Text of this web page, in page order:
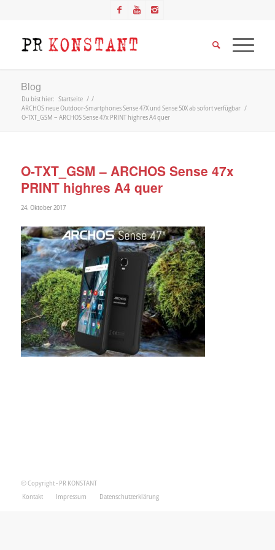
Blog
Du bist hier: Startseite / /
ARCHOS neue Outdoor-Smartphones Sense 47X und Sense 50X ab sofort verfügbar /
O-TXT_GSM – ARCHOS Sense 47x PRINT highres A4 quer
O-TXT_GSM – ARCHOS Sense 47x
PRINT highres A4 quer
24. Oktober 2017
© Copyright - PR KONSTANT
Kontakt
Impressum Datenschutzerklärung